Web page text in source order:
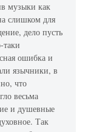
музыки как
слишком для
дело пусть
ошибка и
язычники, в
что
весьма
и душевные
Так